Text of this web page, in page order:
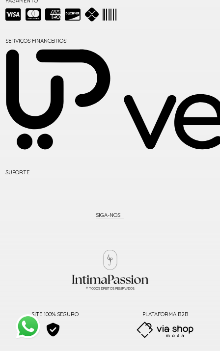
SERVIÇOS FINANCEIROS
SITE 100% SEGURO PLATAFORMA B2B
SUPORTE
® TODOS DIREITOS RESERVADOS